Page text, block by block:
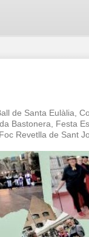
de Santa Eulàlia,
Bastonera, Festa
Revetlla de Sant